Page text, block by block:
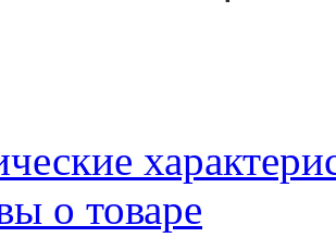
о товаре